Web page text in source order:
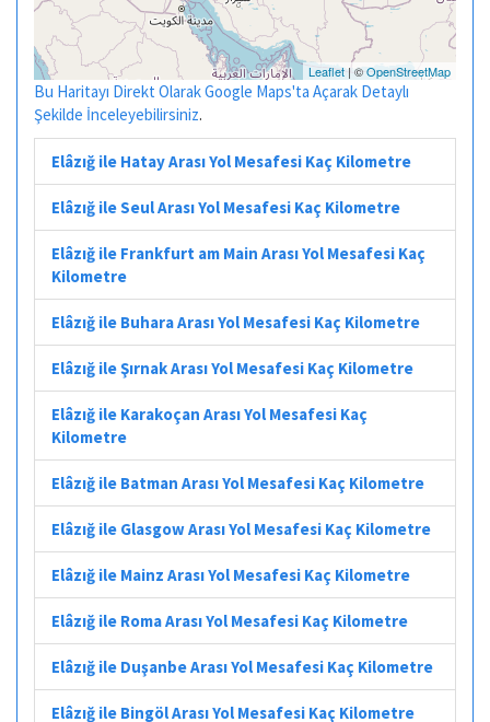
Leaflet| ©OpenStreetMap
Bu Haritayı Direkt Olarak Google Maps'ta Açarak Detaylı
Şekilde İnceleyebilirsiniz.
Elâzığ ile Hatay Arası Yol Mesafesi Kaç Kilometre
Elâzığ ile Seul Arası Yol Mesafesi Kaç Kilometre
Elâzığ ile Frankfurt am Main Arası Yol Mesafesi Kaç
Kilometre
Elâzığ ile Buhara Arası Yol Mesafesi Kaç Kilometre
Elâzığ ile Şırnak Arası Yol Mesafesi Kaç Kilometre
Elâzığ ile Karakoçan Arası Yol Mesafesi Kaç
Kilometre
Elâzığ ile Batman Arası Yol Mesafesi Kaç Kilometre
Elâzığ ile Glasgow Arası Yol Mesafesi Kaç Kilometre
Elâzığ ile Mainz Arası Yol Mesafesi Kaç Kilometre
Elâzığ ile Roma Arası Yol Mesafesi Kaç Kilometre
Elâzığ ile Duşanbe Arası Yol Mesafesi Kaç Kilometre
Elâzığ ile Bingöl Arası Yol Mesafesi Kaç Kilometre